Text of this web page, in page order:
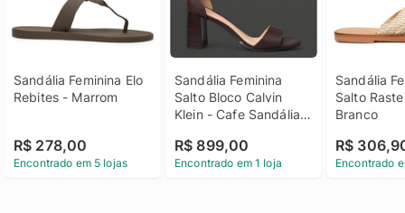
Sandália Feminina Elo
Rebites - Marrom
R$ 278,00
Encontrado em 5 lojas
Sandália Feminina
Salto Bloco Calvin
Klein - Cafe Sandália
Calvin Klein Cafe 37
R$ 899,00
Encontrado em 1 loja
Sandália
Salto
Branco
R$
Encontrado